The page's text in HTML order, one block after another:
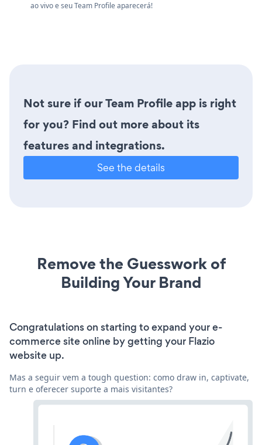
ao vivo e seu Team Profile aparecerá!
Not sure if our Team Profile app is right
for you? Find out more about its
features and integrations.
See the details
Remove the Guesswork of
Building Your Brand
Congratulations on starting to expand your e-
commerce site online by getting your Flazio
website up.
Mas a seguir vem a tough question: como draw in, captivate,
turn e oferecer suporte a mais visitantes?